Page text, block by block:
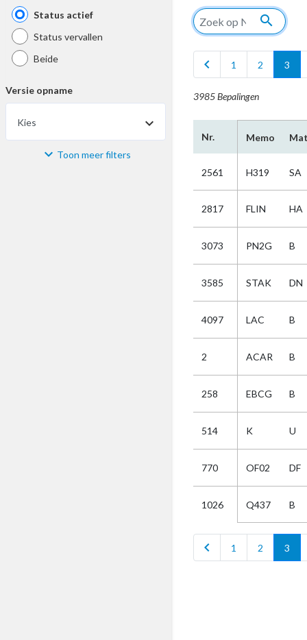
Status actief
Status vervallen
Beide
Versie opname
Kies
Materiaal Toon meer filters
search
chevron_left 1 2 3
3985 Bepalingen
Nr. Memo
2561 H319 SA
2817 FLIN HA
3073 PN2G B
3585 STAK DN
4097 LAC B
2 ACAR B
258 EBCG B
514 K U
770 OF02 DF
1026 Q437 B
chevron_left 1 2 3